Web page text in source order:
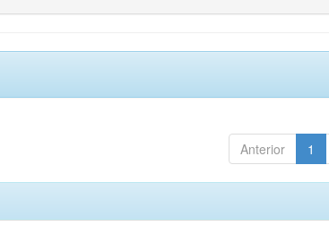
Anterior 1